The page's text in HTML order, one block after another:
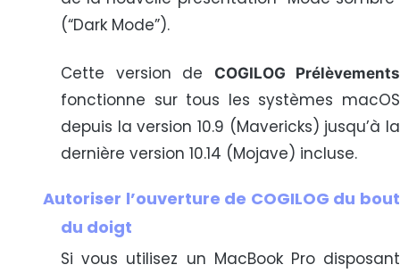
(“Dark Mode”).
Cette version de COGILOG Prélèvements
fonctionne sur tous les systèmes macOS
depuis la version 10.9 (Mavericks) jusqu’à la
dernière version 10.14 (Mojave) incluse.
Autoriser l’ouverture de COGILOG du bout
du doigt
Si vous utilisez un MacBook Pro disposant